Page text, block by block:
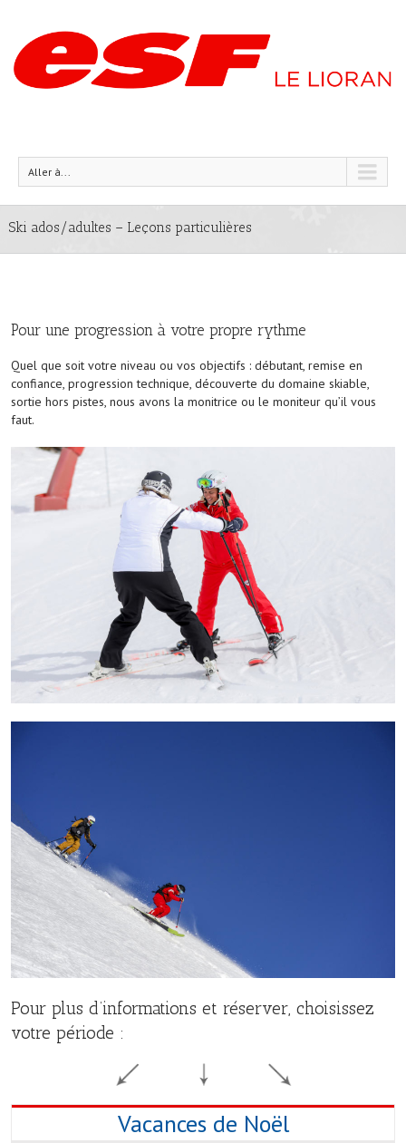
Aller à...
Ski ados/adultes – Leçons particulières
Pour une progression à votre propre rythme
Quel que soit votre niveau ou vos objectifs : débutant, remise en
confiance, progression technique, découverte du domaine skiable,
sortie hors pistes, nous avons la monitrice ou le moniteur qu’il vous
faut.
Pour plus d’informations et réserver, choisissez
votre période :
Vacances de Noël